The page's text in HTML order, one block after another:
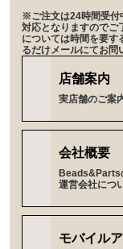
※ご注文は24時間受付
対応となりますのでご
については時間を要す
るだけメールにてお問
店舗案内
実店舗のご案
会社概要
Beads&Parts
運営会社につ
モバイル